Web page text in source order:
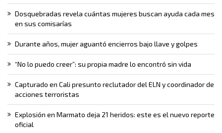
Dosquebradas revela cuántas mujeres buscan ayuda cada mes
en sus comisarías
Durante años, mujer aguantó encierros bajo llave y golpes
“No lo puedo creer”: su propia madre lo encontró sin vida
Capturado en Cali presunto reclutador del ELN y coordinador de
acciones terroristas
Explosión en Marmato deja 21 heridos: este es el nuevo reporte
oficial